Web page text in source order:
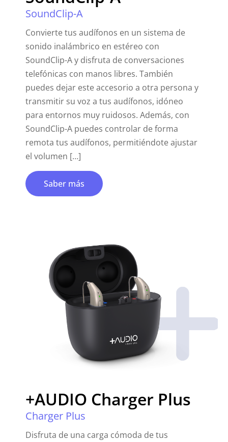
SoundClip-A
Convierte tus audífonos en un sistema de
sonido inalámbrico en estéreo con
SoundClip-A y disfruta de conversaciones
telefónicas con manos libres. También
puedes dejar este accesorio a otra persona y
transmitir su voz a tus audífonos, idóneo
para entornos muy ruidosos. Además, con
SoundClip-A puedes controlar de forma
remota tus audífonos, permitiéndote ajustar
el volumen […]
Saber más
+AUDIO Charger Plus
Charger Plus
Disfruta de una carga cómoda de tus